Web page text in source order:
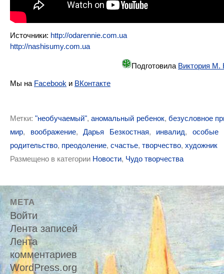
Источники: http://odarennie.com.ua
http://nashisumy.com.ua
Подготовила Виктория М.
Мы на Facebook и ВКонтакте
Метки:"необучаемый",аномальный ребенок, безусловное
мир, воображение,Дарья Безкостная, инвалид, особые
родительство, преодоление, счастье, творчество, художник
Размещено в категории Новости, Чудо творчества
МЕТА
Войти
Лента записей
Лента
комментариев
WordPress.org